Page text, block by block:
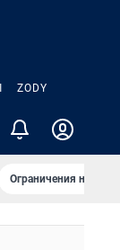
ZODY
Ограничения на